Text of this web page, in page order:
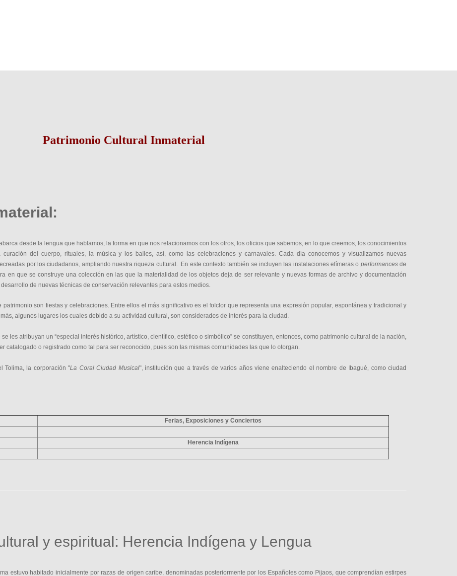
Patrimonio Cultural Inmaterial
desde la lengua que hablamos, la forma en que nos relacionamos con los otros, los oficios que sabemos, en lo que creemos, los conocimientos
del cuerpo, rituales, la música y los bailes, así, como las celebraciones y carnavales. Cada día conocemos y visualizamos nuevas
por los ciudadanos, ampliando nuestra riqueza cultural. En este contexto también se incluyen las instalaciones efímeras o performancesde
en que se construye una colección en las que la materialidad de los objetos deja de ser relevante y nuevas formas de archivo y documentación
de nuevas técnicas de conservación relevantes para estos medios.
son fiestas y celebraciones. Entre ellos el más significativo es el folclor que representa una expresión popular, espontánea y tradicional y
algunos lugares los cuales debido a su actividad cultural, son considerados de interés para la ciudad.
les atribuyan un “especial interés histórico, artístico, científico, estético o simbólico” se constituyen, entonces, como patrimonio cultural de la nación,
catalogado o registrado como tal para ser reconocido, pues son las mismas comunidades las que lo otorgan.
Tolima, la corporación "La Coral Ciudad Musical", institución que a través de varios años viene enalteciendo el nombre de Ibagué, como ciudad
Ferias, Exposiciones y Conciertos
Herencia Indígena
y espiritual: Herencia Indígena y Lengua
estuvo habitado inicialmente por razas de origen caribe, denominadas posteriormente por los Españoles como Pijaos, que comprendían estirpes